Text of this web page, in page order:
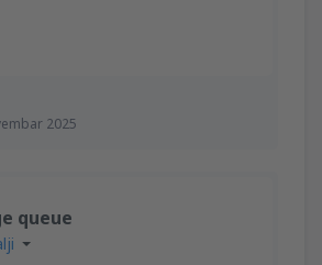
2025
queue